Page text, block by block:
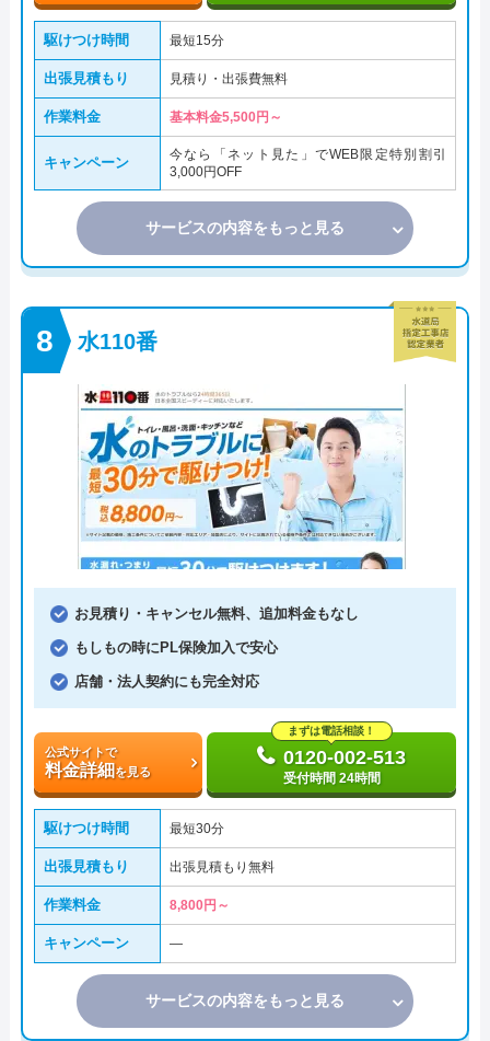
駆けつけ時間 最短15分
出張見積もり 見積り・出張費無料
作業料金 基本料金5,500円～
キャンペーン
今なら「ネット見た」でWEB限定特別割引
3,000円OFF
サービスの内容をもっと見る
水110番
お見積り・キャンセル無料、追加料金もなし
もしもの時にPL保険加入で安心
店舗・法人契約にも完全対応
公式サイトで
料金詳細を見る
まずは電話相談！
0120-002-513
受付時間 24時間
駆けつけ時間 最短30分
出張見積もり 出張見積もり無料
作業料金 8,800円～
キャンペーン ―
サービスの内容をもっと見る